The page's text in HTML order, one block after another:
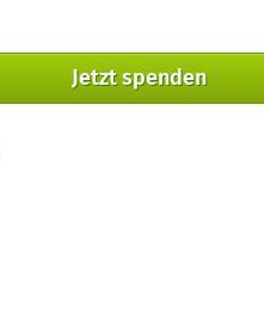
Jetzt spenden